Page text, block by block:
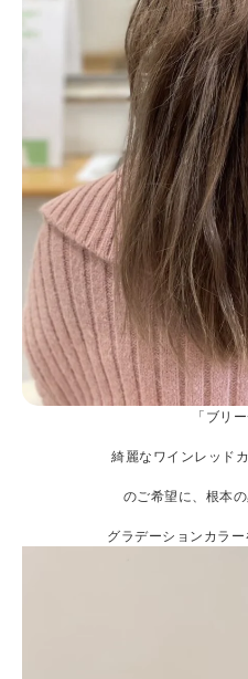
「ブリ
綺麗なワインレッド
のご希望に、根本
グラデーションカラ